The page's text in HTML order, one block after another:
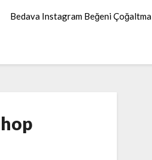
Bedava Instagram Beğeni Çoğaltma